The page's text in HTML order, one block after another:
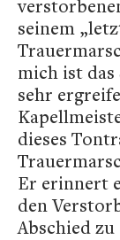
seinem
mich ist das
sehr
dieses
Er erinnert
den
Abschied zu